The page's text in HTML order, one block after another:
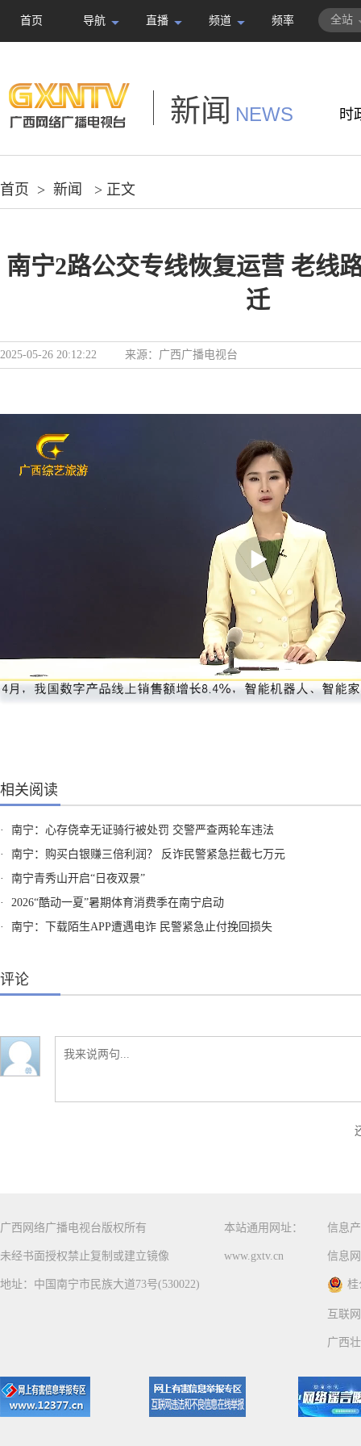
首页 导航 直播 频道 频率 全站
新闻 NEWS 时
首页 > 新闻 > 正文
南宁2路公交专线恢复运营 老线
迁
2025-05-26 20:12:22 来源： 广西广播电视台
相关阅读
·
南宁：心存侥幸无证骑行被处罚 交警严查两轮车违法
·
南宁：购买白银赚三倍利润？ 反诈民警紧急拦截七万元
·
南宁青秀山开启“日夜双景”
·
2026“酷动一夏”暑期体育消费季在南宁启动
·
南宁：下载陌生APP遭遇电诈 民警紧急止付挽回损失
评论
广西网络广播电视台版权所有
未经书面授权禁止复制或建立镜像
地址：中国南宁市民族大道73号(530022)
本站通用网址：
www.gxtv.cn
信息
信息
桂
互联
广西